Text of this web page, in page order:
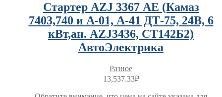
Стартер AZJ 3367 АЕ (Камаз
7403,740 и А-01, А-41 ДТ-75, 24В, 6
кВт,ан. AZJ3436, СТ142Б2)
АвтоЭлектрика
Разное
13,537.33₽